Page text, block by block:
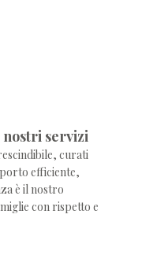
servizi
curati
efficiente,
è il nostro
con rispetto e